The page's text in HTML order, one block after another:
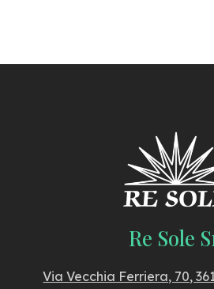
Re Sole
Via Vecchia Ferriera, 70,